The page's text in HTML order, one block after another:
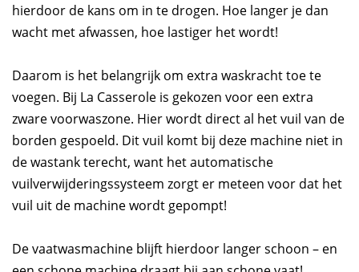
hierdoor de kans om in te drogen. Hoe langer je dan
wacht met afwassen, hoe lastiger het wordt!
Daarom is het belangrijk om extra waskracht toe te
voegen. Bij La Casserole is gekozen voor een extra
zware voorwaszone. Hier wordt direct al het vuil van de
borden gespoeld. Dit vuil komt bij deze machine niet in
de wastank terecht, want het automatische
vuilverwijderingssysteem zorgt er meteen voor dat het
vuil uit de machine wordt gepompt!
De vaatwasmachine blijft hierdoor langer schoon – en